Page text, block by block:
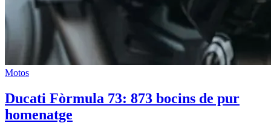
Motos
Ducati Fòrmula 73: 873 bocins de pur
homenatge